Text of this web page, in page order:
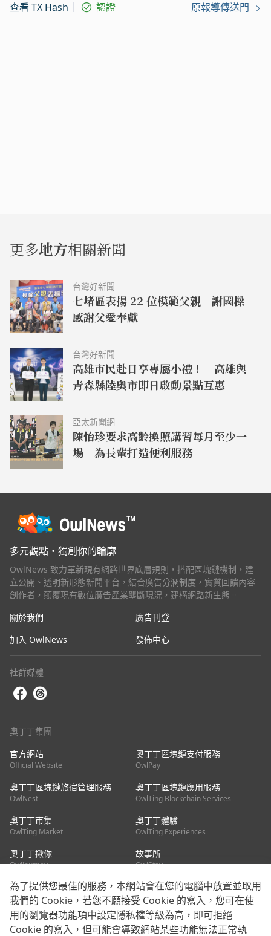
查看 TX Hash 認證 原報導傳送門
更多地方相關新聞
台灣好新聞
七堵區表揚 22 位模範父親 謝國樑
感謝父愛奉獻
台灣好新聞
高雄市民赴日享專屬小禮！ 高雄與
青森縣陸奧市即日啟動景點互惠
亞太新聞網
陳怡珍要求高齡換照講習每月至少一
場 為長輩打造便利服務
多元觀點・獨創你的輪廓
OwlNews 致力革新現有網路世界底層規則，搭配區塊鏈機制，建
立公開、透明新形態新聞平台，結合廣告分潤制度，實質回饋內容
創作者，顛覆現有數位廣告產業壟斷現況，建構網路新生態。
關於我們
廣告刊登
加入 OwlNews
發佈中心
社群媒體
奧丁丁集團
官方網站
Official Website
奧丁丁區塊鏈支付服務
OwlPay
奧丁丁區塊鏈旅宿管理服務
OwlNest
奧丁丁區塊鏈應用服務
OwlTing Blockchain Services
奧丁丁市集
OwlTing Market
奧丁丁體驗
OwlTing Experiences
奧丁丁揪你
OwlJourney
故事所
OwlStay
聯絡我們
客服信箱：mediapartner@owlting.com
服務信箱 / 廣告洽詢：info_owlnews@owlting.com
為了提供您最佳的服務，本網站會在您的電腦中放置並取用
我們的 Cookie，若您不願接受 Cookie 的寫入，您可在使
用的瀏覽器功能項中設定隱私權等級為高，即可拒絕
Cookie 的寫入，但可能會導致網站某些功能無法正常執